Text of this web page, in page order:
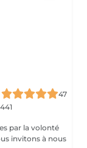
47
par la volonté
invitons à nous